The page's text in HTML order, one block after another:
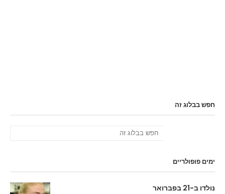
חפש בבלוג זה
ימים פופולריים
נולדו ב-21 בפברואר